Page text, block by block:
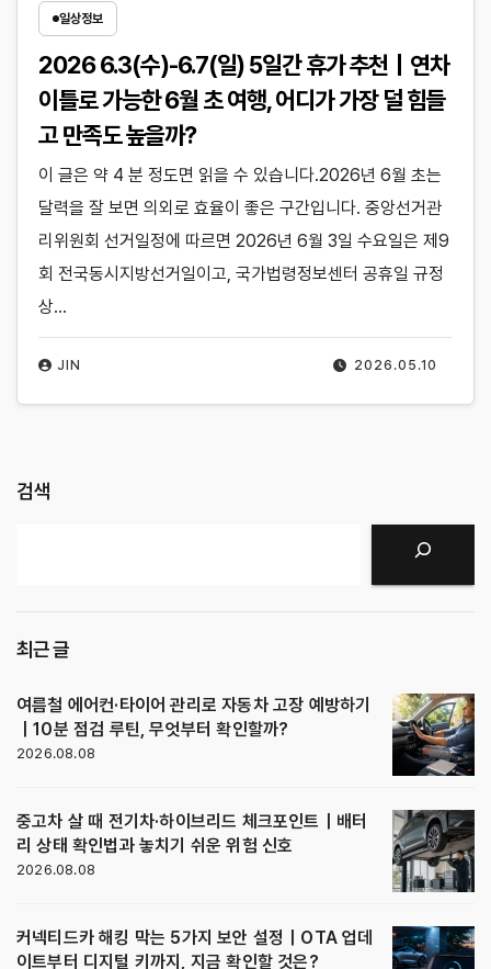
일상정보
2026 6.3(수)-6.7(일) 5일간 휴가 추천｜연차
이틀로 가능한 6월 초 여행, 어디가 가장 덜 힘들
고 만족도 높을까?
2026.05.10
JIN
이 글은 약 4 분 정도면 읽을 수 있습니다.2026년 6월 초는
달력을 잘 보면 의외로 효율이 좋은 구간입니다. 중앙선거관
리위원회 선거일정에 따르면 2026년 6월 3일 수요일은 제9
회 전국동시지방선거일이고, 국가법령정보센터 공휴일 규정
상…
검색
최근 글
여름철 에어컨·타이어 관리로 자동차 고장 예방하기
｜10분 점검 루틴, 무엇부터 확인할까?
2026.08.08
중고차 살 때 전기차·하이브리드 체크포인트｜배터
리 상태 확인법과 놓치기 쉬운 위험 신호
2026.08.08
커넥티드카 해킹 막는 5가지 보안 설정｜OTA 업데
이트부터 디지털 키까지, 지금 확인할 것은?